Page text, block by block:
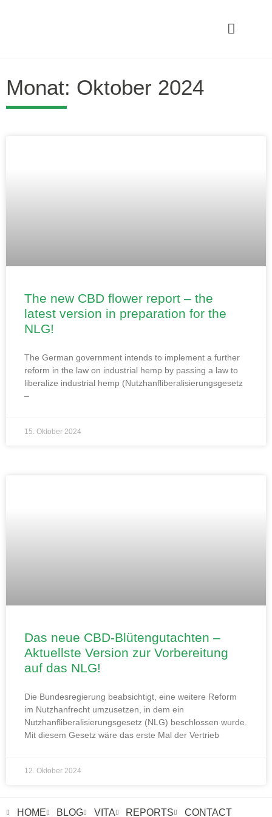
Monat: Oktober 2024
The new CBD flower report – the
latest version in preparation for the
NLG!
The German government intends to implement a further
reform in the law on industrial hemp by passing a law to
liberalize industrial hemp (Nutzhanfliberalisierungsgesetz
–
15. Oktober 2024
Das neue CBD-Blütengutachten –
Aktuellste Version zur Vorbereitung
auf das NLG!
Die Bundesregierung beabsichtigt, eine weitere Reform
im Nutzhanfrecht umzusetzen, in dem ein
Nutzhanfliberalisierungsgesetz (NLG) beschlossen wurde.
Mit diesem Gesetz wäre das erste Mal der Vertrieb
12. Oktober 2024
HOME BLOG VITA REPORTS CONTACT